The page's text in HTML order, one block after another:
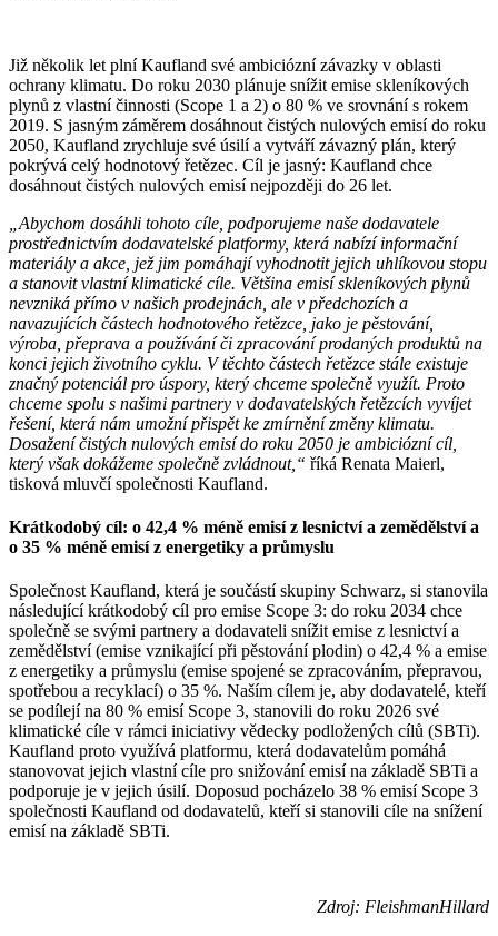
Již několik let plní Kaufland své ambiciózní závazky v oblasti
ochrany klimatu. Do roku 2030 plánuje snížit emise skleníkových
plynů z vlastní činnosti (Scope 1 a 2) o 80 % ve srovnání s rokem
2019. S jasným záměrem dosáhnout čistých nulových emisí do roku
2050, Kaufland zrychluje své úsilí a vytváří závazný plán, který
pokrývá celý hodnotový řetězec. Cíl je jasný: Kaufland chce
dosáhnout čistých nulových emisí nejpozději do 26 let.
„Abychom dosáhli tohoto cíle, podporujeme naše dodavatele
prostřednictvím dodavatelské platformy, která nabízí informační
materiály a akce, jež jim pomáhají vyhodnotit jejich uhlíkovou stopu
a stanovit vlastní klimatické cíle. Většina emisí skleníkových plynů
nevzniká přímo v našich prodejnách, ale v předchozích a
navazujících částech hodnotového řetězce, jako je pěstování,
výroba, přeprava a používání či zpracování prodaných produktů na
konci jejich životního cyklu. V těchto částech řetězce stále existuje
značný potenciál pro úspory, který chceme společně využít. Proto
chceme spolu s našimi partnery v dodavatelských řetězcích vyvíjet
řešení, která nám umožní přispět ke zmírnění změny klimatu.
Dosažení čistých nulových emisí do roku 2050 je ambiciózní cíl,
který však dokážeme společně zvládnout,“ říká Renata Maierl,
tisková mluvčí společnosti Kaufland.
Krátkodobý cíl: o 42,4 % méně emisí z lesnictví a zemědělství a
o 35 % méně emisí z energetiky a průmyslu
Společnost Kaufland, která je součástí skupiny Schwarz, si stanovila
následující krátkodobý cíl pro emise Scope 3: do roku 2034 chce
společně se svými partnery a dodavateli snížit emise z lesnictví a
zemědělství (emise vznikající při pěstování plodin) o 42,4 % a emise
z energetiky a průmyslu (emise spojené se zpracováním, přepravou,
spotřebou a recyklací) o 35 %. Naším cílem je, aby dodavatelé, kteří
se podílejí na 80 % emisí Scope 3, stanovili do roku 2026 své
klimatické cíle v rámci iniciativy vědecky podložených cílů (SBTi).
Kaufland proto využívá platformu, která dodavatelům pomáhá
stanovovat jejich vlastní cíle pro snižování emisí na základě SBTi a
podporuje je v jejich úsilí. Doposud pocházelo 38 % emisí Scope 3
společnosti Kaufland od dodavatelů, kteří si stanovili cíle na snížení
emisí na základě SBTi.
Zdroj: FleishmanHillard